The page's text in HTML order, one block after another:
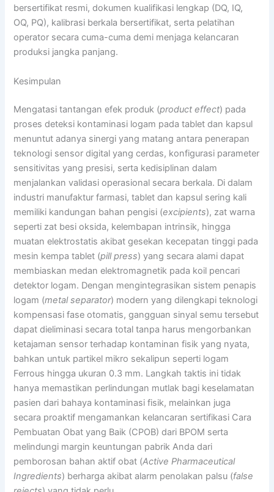
bersertifikat resmi, dokumen kualifikasi lengkap (DQ, IQ,
OQ, PQ), kalibrasi berkala bersertifikat, serta pelatihan
operator secara cuma-cuma demi menjaga kelancaran
produksi jangka panjang.
Kesimpulan
Mengatasi tantangan efek produk (product effect) pada
proses deteksi kontaminasi logam pada tablet dan kapsul
menuntut adanya sinergi yang matang antara penerapan
teknologi sensor digital yang cerdas, konfigurasi parameter
sensitivitas yang presisi, serta kedisiplinan dalam
menjalankan validasi operasional secara berkala. Di dalam
industri manufaktur farmasi, tablet dan kapsul sering kali
memiliki kandungan bahan pengisi (excipients), zat warna
seperti zat besi oksida, kelembapan intrinsik, hingga
muatan elektrostatis akibat gesekan kecepatan tinggi pada
mesin kempa tablet (pill press) yang secara alami dapat
membiaskan medan elektromagnetik pada koil pencari
detektor logam. Dengan mengintegrasikan sistem penapis
logam (metal separator) modern yang dilengkapi teknologi
kompensasi fase otomatis, gangguan sinyal semu tersebut
dapat dieliminasi secara total tanpa harus mengorbankan
ketajaman sensor terhadap kontaminan fisik yang nyata,
bahkan untuk partikel mikro sekalipun seperti logam
Ferrous hingga ukuran 0.3 mm. Langkah taktis ini tidak
hanya memastikan perlindungan mutlak bagi keselamatan
pasien dari bahaya kontaminasi fisik, melainkan juga
secara proaktif mengamankan kelancaran sertifikasi Cara
Pembuatan Obat yang Baik (CPOB) dari BPOM serta
melindungi margin keuntungan pabrik Anda dari
pemborosan bahan aktif obat (Active Pharmaceutical
Ingredients) berharga akibat alarm penolakan palsu (false